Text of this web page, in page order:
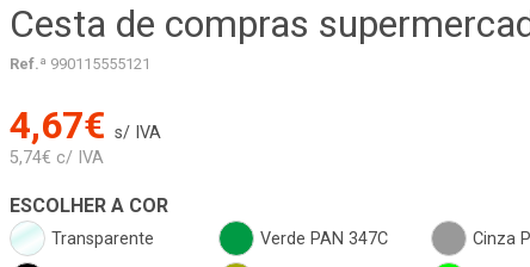
Cesta de compras
Ref.ª 990115555121
4,67€ s/ IVA
5,74€ c/ IVA
ESCOLHER A COR
Transparente Verde PAN 347C Cinza